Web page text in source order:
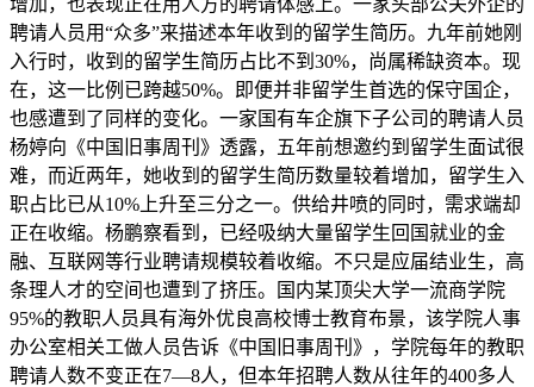
增加，也表现正在用人方的聘请体感上。一家头部公关外企的
聘请人员用“众多”来描述本年收到的留学生简历。九年前她刚
入行时，收到的留学生简历占比不到30%，尚属稀缺资本。现
在，这一比例已跨越50%。即便并非留学生首选的保守国企，
也感遭到了同样的变化。一家国有车企旗下子公司的聘请人员
杨婷向《中国旧事周刊》透露，五年前想邀约到留学生面试很
难，而近两年，她收到的留学生简历数量较着增加，留学生入
职占比已从10%上升至三分之一。供给井喷的同时，需求端却
正在收缩。杨鹏察看到，已经吸纳大量留学生回国就业的金
融、互联网等行业聘请规模较着收缩。不只是应届结业生，高
条理人才的空间也遭到了挤压。国内某顶尖大学一流商学院
95%的教职人员具有海外优良高校博士教育布景，该学院人事
办公室相关工做人员告诉《中国旧事周刊》，学院每年的教职
聘请人数不变正在7—8人，但本年招聘人数从往年的400多人